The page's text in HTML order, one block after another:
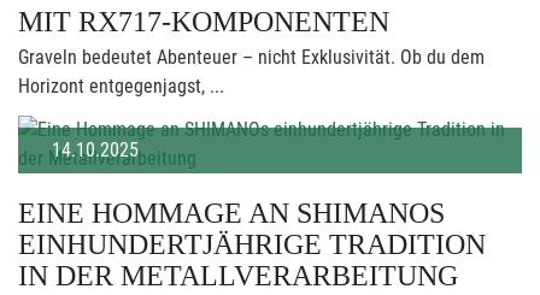
MIT RX717-KOMPONENTEN
Graveln bedeutet Abenteuer – nicht Exklusivität. Ob du dem
Horizont entgegenjagst, ...
14.10.2025
EINE HOMMAGE AN SHIMANOS
EINHUNDERTJÄHRIGE TRADITION
IN DER METALLVERARBEITUNG